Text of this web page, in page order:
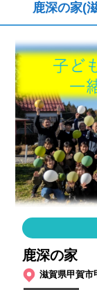
鹿深の家(
鹿深の家
滋賀県甲賀市